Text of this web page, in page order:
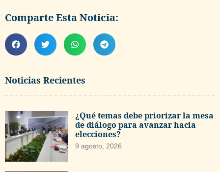
Noticias Recientes
¿Qué temas debe priorizar la mesa
de diálogo para avanzar hacia
elecciones?
9 agosto, 2026
Comparte Esta Noticia: